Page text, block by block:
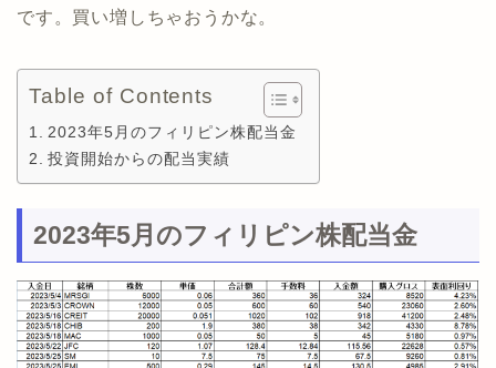
です。買い増しちゃおうかな。
Table of Contents
2023年5月のフィリピン株配当金
投資開始からの配当実績
2023年5月のフィリピン株配当金